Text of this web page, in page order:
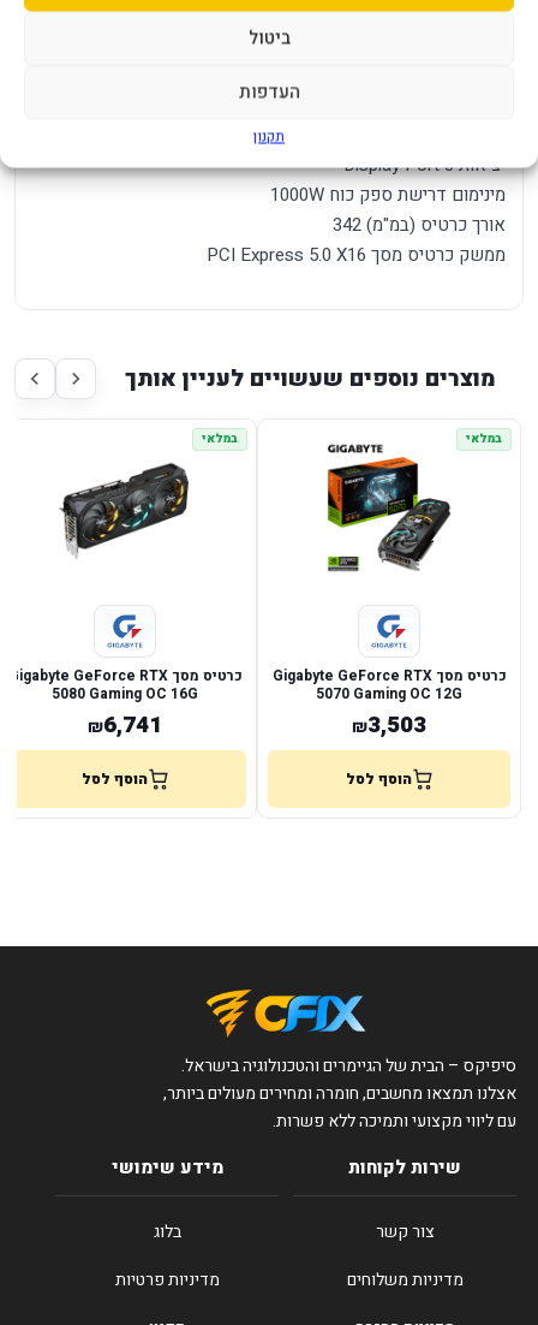
ביטול
העדפות
תקנון
סוג זיכרון GDDR7
כמה מסכים ניתן לחבר בו זמנית 4
יציאות Display Port 3
מינימום דרישת ספק כוח 1000W
אורך כרטיס (במ"מ) 342
ממשק כרטיס מסך PCI Express 5.0 X16
מוצרים נוספים שעשויים לעניין אותך
במלאי
כרטיס מסך Gigabyte GeForce RTX
5070 Gaming OC 12G
₪3,503
הוסף לסל
במלאי
כרטיס מסך Gigabyte GeForce RTX
5080 Gaming OC 16G
₪6,741
הוסף לסל
סיפיקס – הבית של הגיימרים והטכנולוגיה בישראל.
אצלנו תמצאו מחשבים, חומרה ומחירים מעולים ביותר,
עם ליווי מקצועי ותמיכה ללא פשרות.
שירות לקוחות
צור קשר
מדיניות משלוחים
מידע שימושי
בלוג
מדיניות פרטיות